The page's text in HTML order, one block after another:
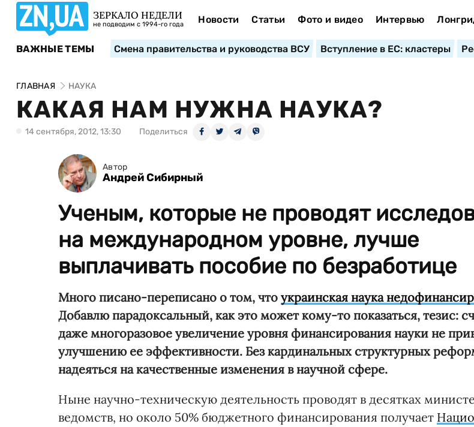
ЗЕРКАЛО НЕДЕЛИ
не подводим с 1994-го года Новости Статьи Фото и видео Интервью
ВАЖНЫЕ ТЕМЫ Смена правительства и руководства ВСУ Вступление в ЕС: кластеры
ГЛАВНАЯ НАУКА
КАКАЯ НАМ НУЖНА НАУКА?
14 сентября, 2012, 13:30 Поделиться
Автор
Андрей Сибирный
Ученым, которые не проводят
на международном уровне, лучше
выплачивать пособие по безработице
Много писано-переписано о том, что украинская наука
Добавлю парадоксальный, как это может кому-то показаться, тезис:
даже многоразовое увеличение уровня финансирования науки не
улучшению ее эффективности. Без кардинальных структурных
надеяться на качественные изменения в научной сфере.
Ныне научно-техническую деятельность проводят в десятках
ведомств, но около 50% бюджетного финансирования получает